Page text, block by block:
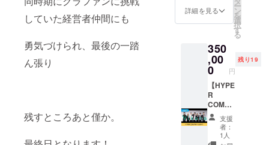
していた経営者仲間にも
勇気づけられ、最後の一踏
ん張り
残すところあと僅か。
リエイティ
ブエージェ
る私たち
が、 ブラン
ド化を必要
とする企業
の全ての活
動をサポー
トします。
タッチ4
枚お届
けしま
「本質
を見極
めて届
けたい
想いを
形にす
る」
パーソ
ナルブ
ラン
ディン
詳細を見る ー
ン
を
選
択
す
る
350
,00
0 円
残り19
【HYPE
R
COMPA
NY
LIGHT
】 5名
までの
支援
者：
1人